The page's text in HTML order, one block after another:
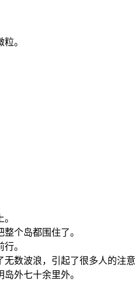
。
个岛都围住了。
。
数波浪，引起了很多人的注意
外七十余里外。